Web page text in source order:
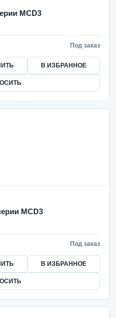
MCD3
Под заказ
В ИЗБРАННОЕ
MCD3
Под заказ
В ИЗБРАННОЕ